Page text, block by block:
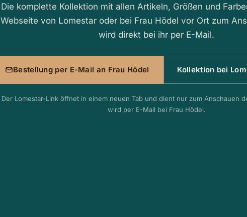
Die komplette Kollektion mit allen Artikeln, Größen und
Webseite von Lomestar oder bei Frau Hödel vor Ort zum
wird direkt bei ihr per E-Mail.
Bestellung per E-Mail an Frau Hödel Kollektion bei
Der Lomestar-Link öffnet in einem neuen Tab und dient nur zum Anschauen
wird per E-Mail bei Frau Hödel.